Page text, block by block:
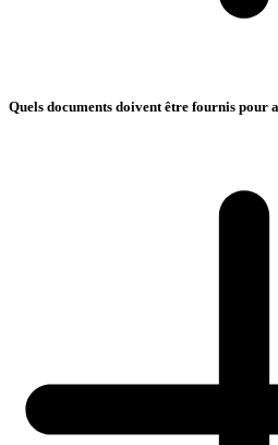
Quels documents doivent être fournis pour